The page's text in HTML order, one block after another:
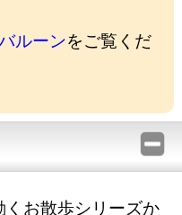
ルーンをご覧くだ
お散歩シリーズか